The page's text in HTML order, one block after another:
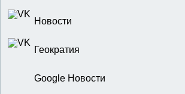
Новости
Геократия
Google Новости